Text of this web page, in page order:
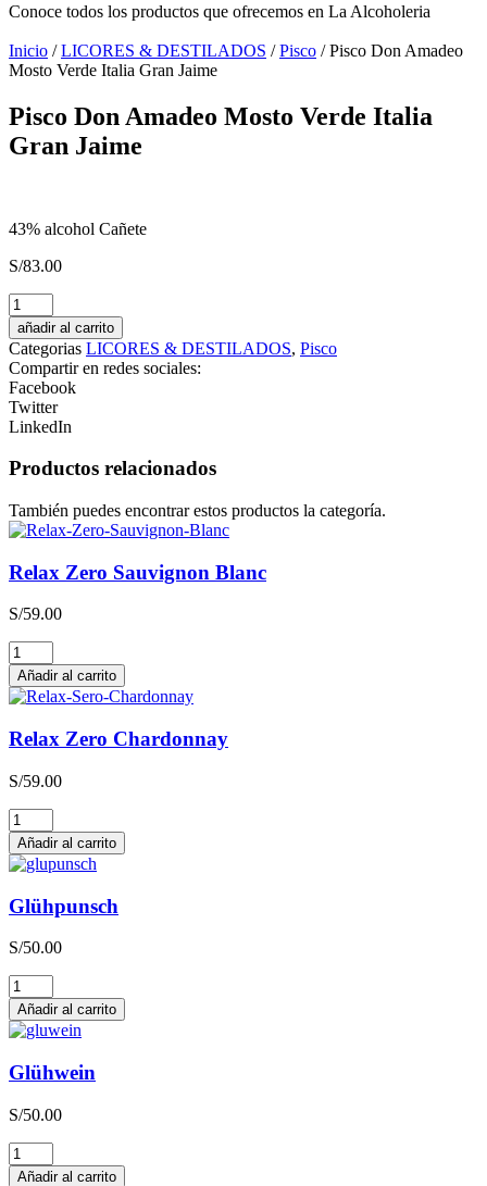
Conoce todos los productos que ofrecemos en La Alcoholeria
Inicio /LICORES & DESTILADOS /Pisco / Pisco Don Amadeo
Mosto Verde Italia Gran Jaime
Pisco Don Amadeo Mosto Verde Italia
Gran Jaime
43% alcohol Cañete
S/83.00
Don
Michael
Andean
Gin
Arándanos
cantidad
añadir al carrito
Categorias LICORES & DESTILADOS, Pisco
Compartir en redes sociales:
Facebook
Twitter
LinkedIn
Productos relacionados
También puedes encontrar estos productos la categoría.
Relax Zero Sauvignon Blanc
S/59.00
Relax
Zero
Sauvignon
Blanc
cantidad
Añadir al carrito
Relax Zero Chardonnay
S/59.00
Relax
Zero
Chardonnay
cantidad
Añadir al carrito
Glühpunsch
S/50.00
Glühpunsch
cantidad
Añadir al carrito
Glühwein
S/50.00
Glühwein
cantidad
Añadir al carrito